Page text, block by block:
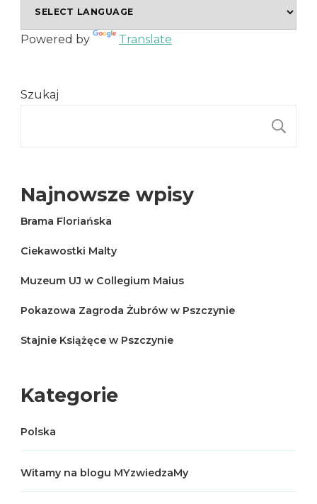
Powered by Translate
Szukaj
Najnowsze wpisy
Brama Floriańska
Ciekawostki Malty
Muzeum UJ w Collegium Maius
Pokazowa Zagroda Żubrów w Pszczynie
Stajnie Książęce w Pszczynie
Kategorie
Polska
Witamy na blogu MYzwiedzaMy